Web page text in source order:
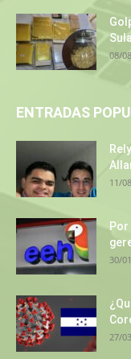
08/
ENTRADAS
11/
30/
27/